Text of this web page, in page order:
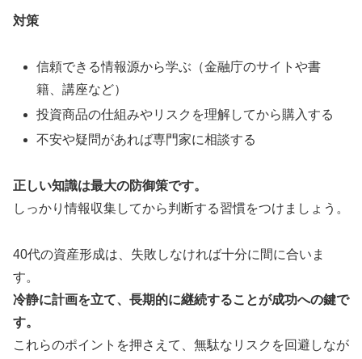
対策
信頼できる情報源から学ぶ（金融庁のサイトや書
籍、講座など）
投資商品の仕組みやリスクを理解してから購入する
不安や疑問があれば専門家に相談する
正しい知識は最大の防御策です。
しっかり情報収集してから判断する習慣をつけましょう。
40代の資産形成は、失敗しなければ十分に間に合いま
す。
冷静に計画を立て、長期的に継続することが成功への鍵で
す。
これらのポイントを押さえて、無駄なリスクを回避しなが